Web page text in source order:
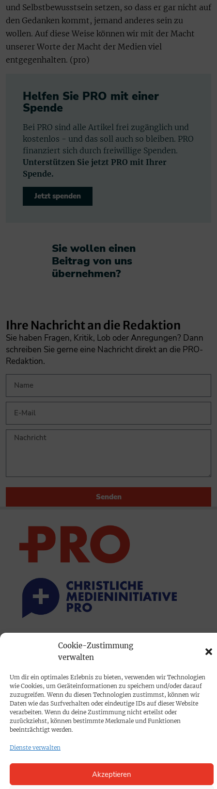
Cookie-Zustimmung
verwalten
Um dir ein optimales Erlebnis zu bieten, verwenden wir Technologien
wie Cookies, um Geräteinformationen zu speichern und/oder darauf
zuzugreifen. Wenn du diesen Technologien zustimmst, können wir
Daten wie das Surfverhalten oder eindeutige IDs auf dieser Website
verarbeiten. Wenn du deine Zustimmung nicht erteilst oder
zurückziehst, können bestimmte Merkmale und Funktionen
beeinträchtigt werden.
Dienste verwalten
Akzeptieren
und Selbstbewusstsein setzen, so dass er gar nicht auf
den Gedanken kommt, jemand anderes sein zu
wollen. Auf diese Weise können wir mit der Macht
unserer Worte der Macht der Medien viel
entgegenhalten. (pro)
Helfen Sie PRO mit einer
Spende
Bei PRO sind alle Artikel frei zugänglich und
kostenlos - und das soll auch so bleiben. PRO
finanziert sich durch freiwillige Spenden.
Unterstützen Sie jetzt PRO mit Ihrer
Spende.
Jetzt spenden
Sie wollen einen
Beitrag von uns
übernehmen?​
Ihre Nachricht an die Redaktion
Sie haben Fragen, Kritik, Lob oder Anregungen? Dann
schreiben Sie gerne eine Nachricht direkt an die PRO-
Redaktion.
Senden
PRINTAUSGABE
Mediadaten
PROKOMPAKT
Impressum
SPENDEN
Datenschutz